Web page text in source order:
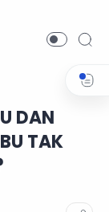
DAN
TAK